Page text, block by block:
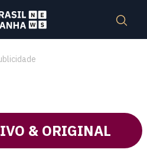
& ORIGINAL